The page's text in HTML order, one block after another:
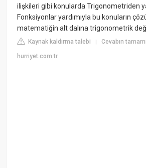
ilişkileri gibi konularda Trigonometriden
Fonksiyonlar yardımıyla bu konuların
matematiğin alt dalına trigonometrik
Kaynak kaldırma talebi |Cevabın
hurriyet.com.tr